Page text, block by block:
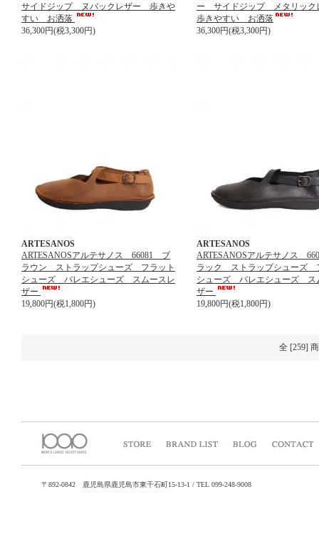
サイドジップ ヌバックレザー 歩きや
すい お洒落
36,300円(税3,300円)
ー サイドジップ メタリッ
歩きやすい お洒落
36,300円(税3,300円)
ARTESANOS
ARTESANOSアルテサノス 66081 ブ
ラウン ストラップシューズ フラット
シューズ バレエシューズ スムースレ
ザー
19,800円(税1,800円)
ARTESANOS
ARTESANOSアルテサノス
ラック ストラップシューズ
シューズ バレエシューズ ス
ザー
19,800円(税1,800円)
全 [259]
〒892-0842 鹿児島県鹿児島市東千石町15-13-1 / TEL 099-248-9008